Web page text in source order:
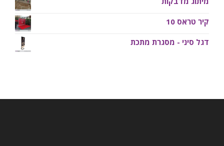
קיר טראס 10
דגל סיני - מסגרת מתכת